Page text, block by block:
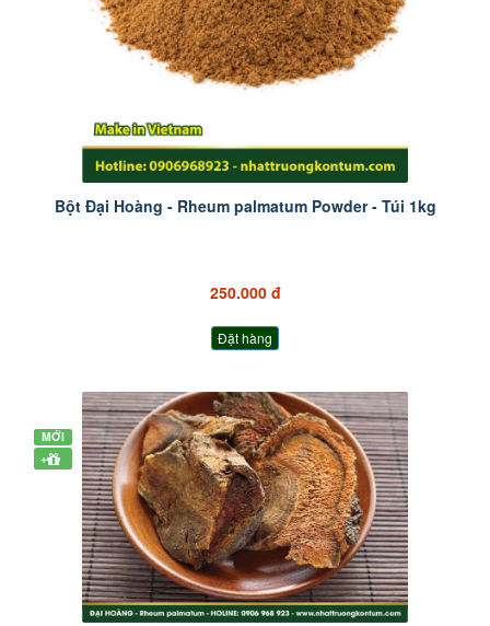
Bột Đại Hoàng - Rheum palmatum Powder - Túi 1kg
250.000 đ
Đặt hàng
MỚI
+